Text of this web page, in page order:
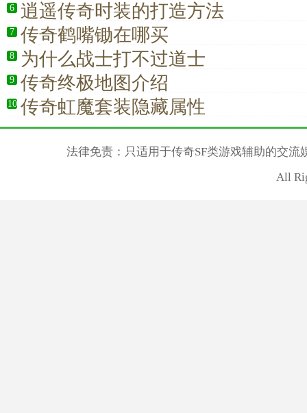
6 逍遥传奇时装的打造方法
7 传奇鹤嘴锄在哪买
8 为什么战士打不过道士
9 传奇终极地图介绍
10 传奇虹魔套装隐藏属性
法律免责：只适用于传奇SF类游戏辅助的交
All